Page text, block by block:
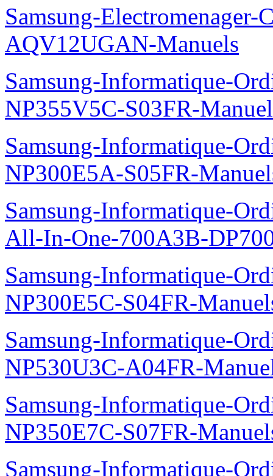
Samsung-Electromenager-
AQV12UGAN-Manuels
Samsung-Informatique-
NP355V5C-S03FR-
Samsung-Informatique-
NP300E5A-S05FR-
Samsung-Informatique-
All-In-One-700A3B-
Samsung-Informatique-
NP300E5C-S04FR-
Samsung-Informatique-
NP530U3C-A04FR-
Samsung-Informatique-
NP350E7C-S07FR-
Samsung-Informatique-